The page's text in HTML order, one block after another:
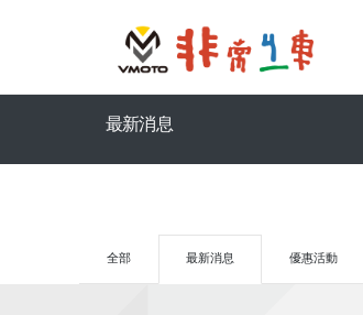
最新消息
全部 最新消息 優惠活動